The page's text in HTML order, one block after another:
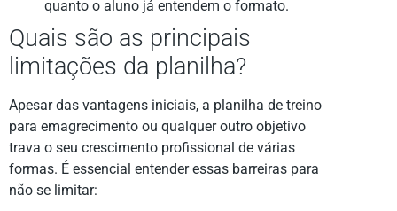
quanto o aluno já entendem o formato.
Quais são as principais
limitações da planilha?
Apesar das vantagens iniciais, a planilha de treino
para emagrecimento ou qualquer outro objetivo
trava o seu crescimento profissional de várias
formas. É essencial entender essas barreiras para
não se limitar: